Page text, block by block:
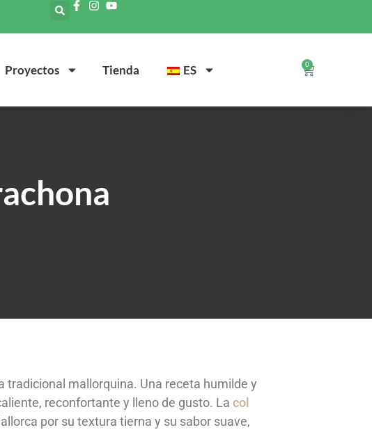
Proyectos Tienda ES 0
tradicional mallorquina. Una receta humilde y
reconfortante y lleno de gusto. La col
por su textura tierna y su sabor suave,